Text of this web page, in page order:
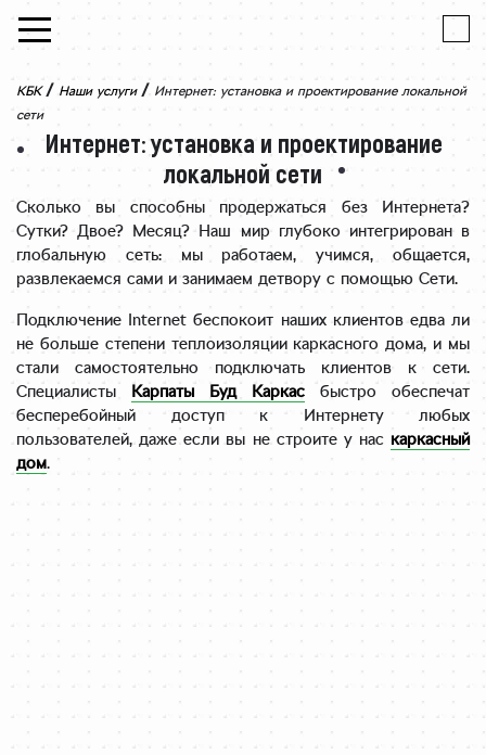
Skip to content
КБК / Наши услуги / Интернет: установка и проектирование локальной
сети
Интернет: установка и проектирование
локальной сети
Сколько вы способны продержаться без Интернета?
Сутки? Двое? Месяц? Наш мир глубоко интегрирован в
глобальную сеть: мы работаем, учимся, общается,
развлекаемся сами и занимаем детвору с помощью Сети.
Подключение Intеrnet беспокоит наших клиентов едва ли
не больше степени теплоизоляции каркасного дома, и мы
стали самостоятельно подключать клиентов к сети.
Специалисты Карпаты Буд Каркас быстро обеспечат
бесперебойный доступ к Интернету любых
пользователей, даже если вы не строите у нас каркасный
дом.